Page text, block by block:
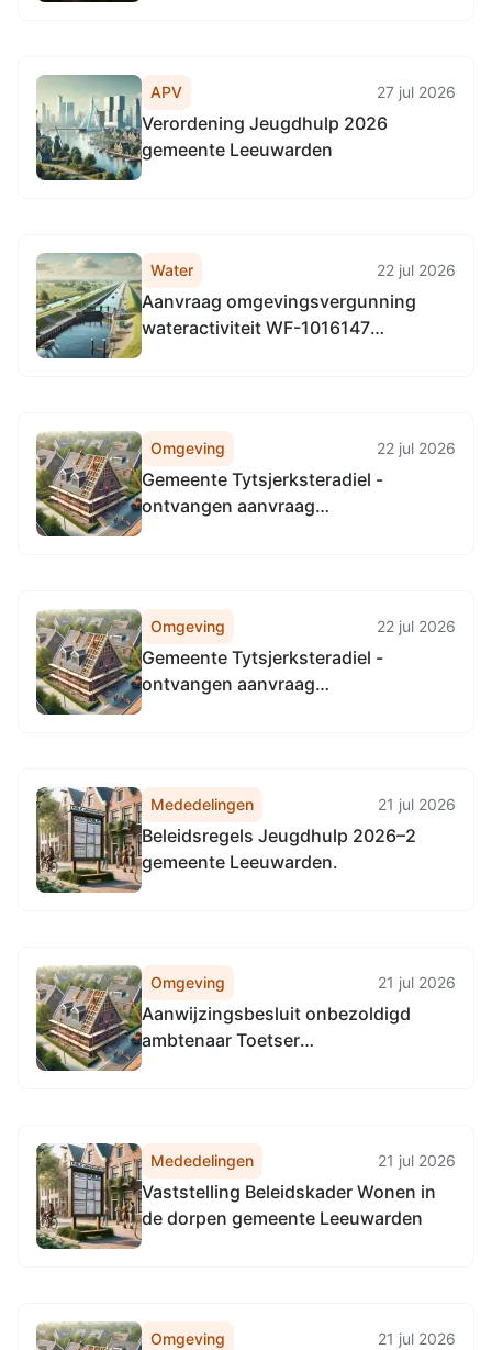
APV 27 jul 2026
Verordening Jeugdhulp 2026
gemeente Leeuwarden
Water 22 jul 2026
Aanvraag omgevingsvergunning
wateractiviteit WF-1016147
Smidspaed 17 A , Earnewâld
Omgeving 22 jul 2026
Gemeente Tytsjerksteradiel -
ontvangen aanvraag
Omgeving 22 jul 2026
Gemeente Tytsjerksteradiel -
ontvangen aanvraag
kappen van een boom, Eilânsgrien
29, Earnewâld
Mededelingen 21 jul 2026
Beleidsregels Jeugdhulp 2026–2
gemeente Leeuwarden.
Omgeving 21 jul 2026
Aanwijzingsbesluit onbezoldigd
ambtenaar Toetser
Mededelingen 21 jul 2026
Vaststelling Beleidskader Wonen in
de dorpen gemeente Leeuwarden
Omgeving 21 jul 2026